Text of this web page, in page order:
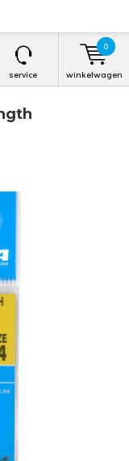
service winkelwagen
0